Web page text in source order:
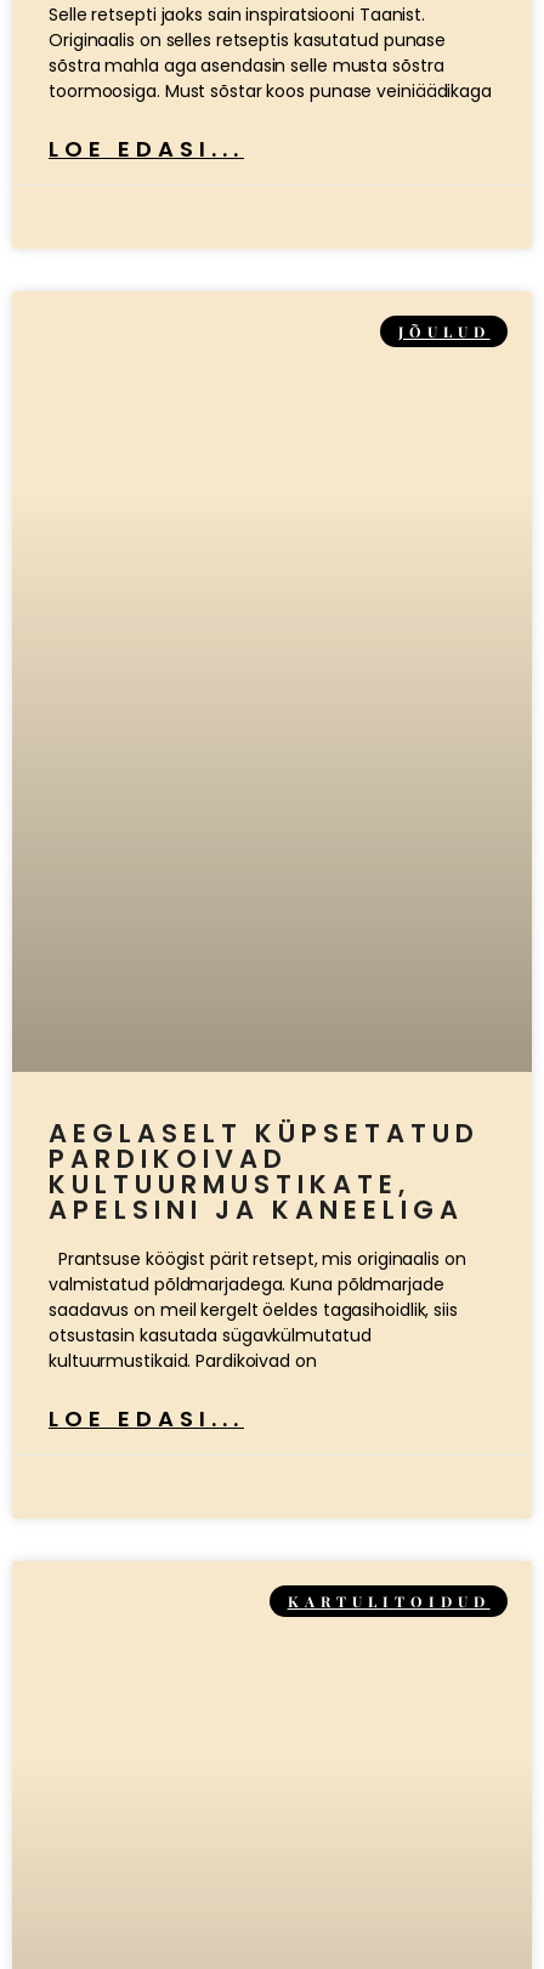
Selle retsepti jaoks sain inspiratsiooni Taanist.
Originaalis on selles retseptis kasutatud punase
sõstra mahla aga asendasin selle musta sõstra
toormoosiga. Must sõstar koos punase veiniäädikaga
LOE EDASI...
JÕULUD
AEGLASELT KÜPSETATUD
PARDIKOIVAD
KULTUURMUSTIKATE,
APELSINI JA KANEELIGA
Prantsuse köögist pärit retsept, mis originaalis on
valmistatud põldmarjadega. Kuna põldmarjade
saadavus on meil kergelt öeldes tagasihoidlik, siis
otsustasin kasutada sügavkülmutatud
kultuurmustikaid. Pardikoivad on
LOE EDASI...
KARTULITOIDUD